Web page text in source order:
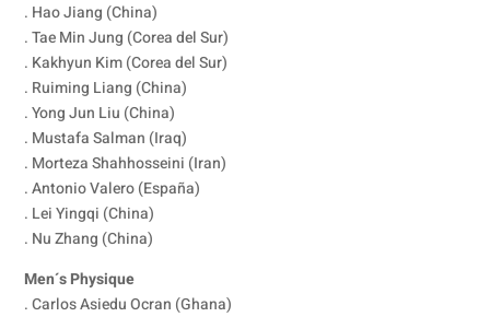
. Hao Jiang (China)
. Tae Min Jung (Corea del Sur)
. Kakhyun Kim (Corea del Sur)
. Ruiming Liang (China)
. Yong Jun Liu (China)
. Mustafa Salman (Iraq)
. Morteza Shahhosseini (Iran)
. Antonio Valero (España)
. Lei Yingqi (China)
. Nu Zhang (China)
Men´s Physique
. Carlos Asiedu Ocran (Ghana)